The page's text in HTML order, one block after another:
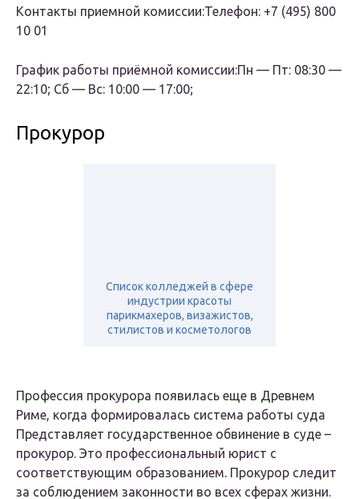
Контакты приемной комиссии:Телефон: +7 (495) 800
10 01
График работы приёмной комиссии:Пн — Пт: 08:30 —
22:10; Сб — Вс: 10:00 — 17:00;
Прокурор
Список колледжей в сфере
индустрии красоты
парикмахеров, визажистов,
стилистов и косметологов
Профессия прокурора появилась еще в Древнем
Риме, когда формировалась система работы суда
Представляет государственное обвинение в суде –
прокурор. Это профессиональный юрист с
соответствующим образованием. Прокурор следит
за соблюдением законности во всех сферах жизни.